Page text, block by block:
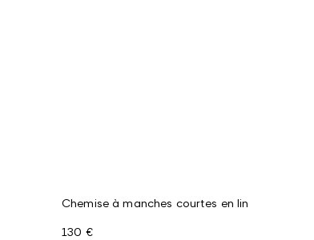
Chemise à manches courtes en lin
130 €